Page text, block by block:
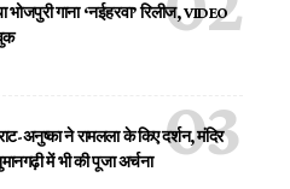
गाना ‘नईहरवा’ रिलीज, VIDEO
अनुष्का ने रामलला के किए दर्शन, मंदिर
में भी की पूजा अर्चना